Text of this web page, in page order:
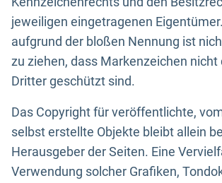
jeweiligen eingetragenen
aufgrund der bloßen Nennung ist
zu ziehen, dass Markenzeichen nicht
Dritter geschützt sind.
Das Copyright für veröffentlichte,
selbst erstellte Objekte bleibt allein
Herausgeber der Seiten. Eine
Verwendung solcher Grafiken,